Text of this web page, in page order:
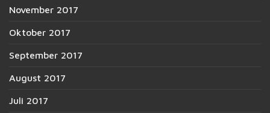
November 2017
Oktober 2017
September 2017
August 2017
Juli 2017